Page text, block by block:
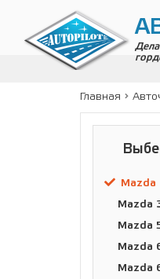
Главная
Mazda
Mazda
Mazda
Mazda
Mazda
Адрес:
Чагинская